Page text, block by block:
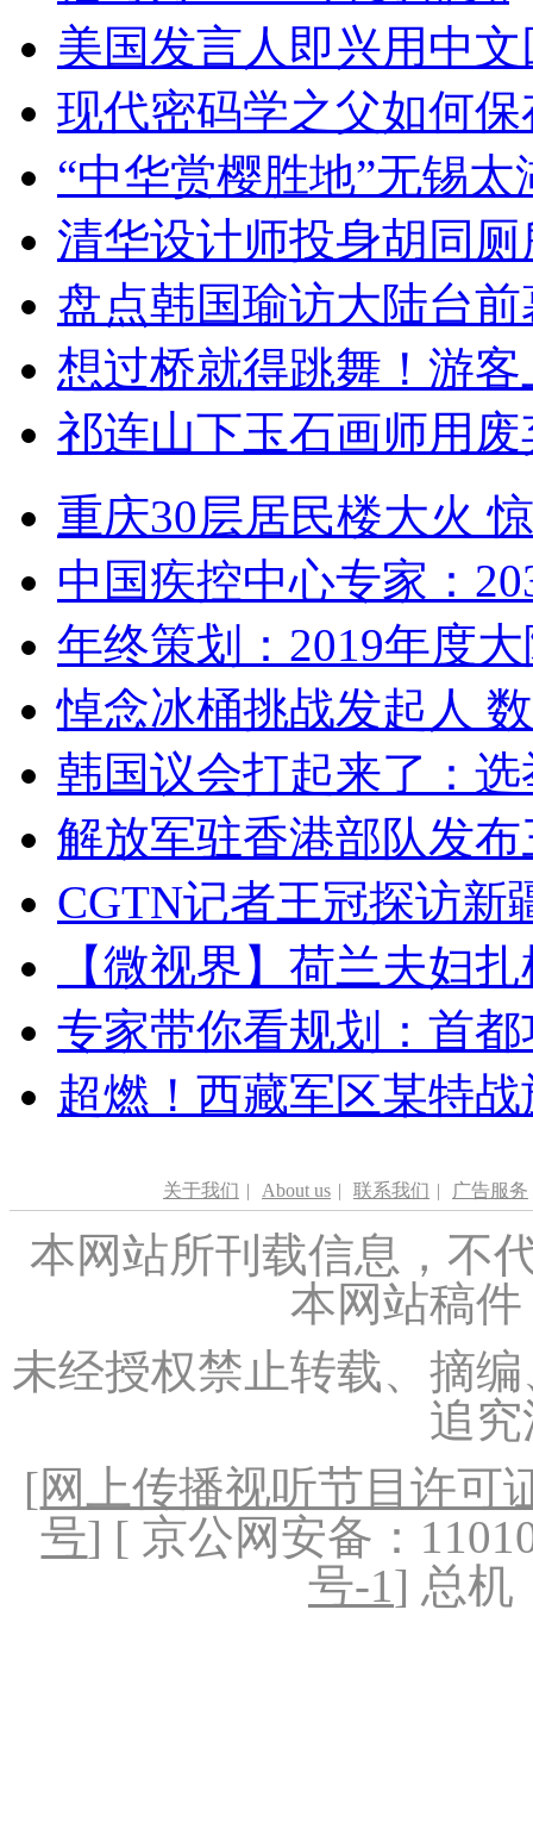
美国发言人即兴用中
现代密码学之父如何
“中华赏樱胜地”无锡
清华设计师投身胡同
盘点韩国瑜访大陆台
想过桥就得跳舞！游客
祁连山下玉石画师用
重庆30层居民楼大火
中国疾控中心专家：
年终策划：2019年度
悼念冰桶挑战发起人
韩国议会打起来了：
解放军驻香港部队发
CGTN记者王冠探访新
【微视界】荷兰夫妇
专家带你看规划：首
超燃！西藏军区某特
关于我们 | About us | 联系我们 | 广告服务
本网站所刊载信息，不
本网站稿
未经授权禁止转载、摘
追
[网上传播视听节目许可
号] [ 京公网安备：
号-1] 总机